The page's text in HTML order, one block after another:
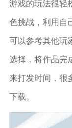
游戏的玩法很轻
色挑战，利用自
可以参考其他玩
选择，将作品完
来打发时间，很
下载。